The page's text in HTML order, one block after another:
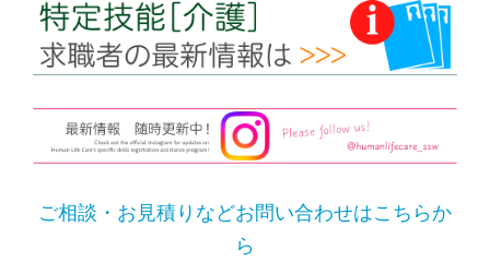
ご相談・お見積りなどお問い合わせはこちらか
ら